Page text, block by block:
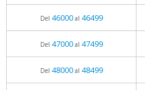
Del 46000al 46499
Del 47000al 47499
Del 48000al 48499